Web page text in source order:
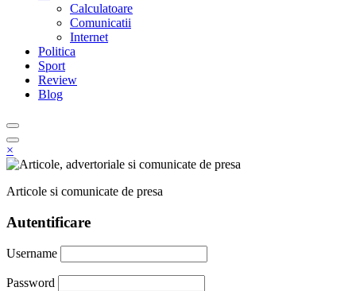
Calculatoare
Comunicatii
Internet
Politica
Sport
Review
Blog
×
Articole si comunicate de presa
Autentificare
Username
Password